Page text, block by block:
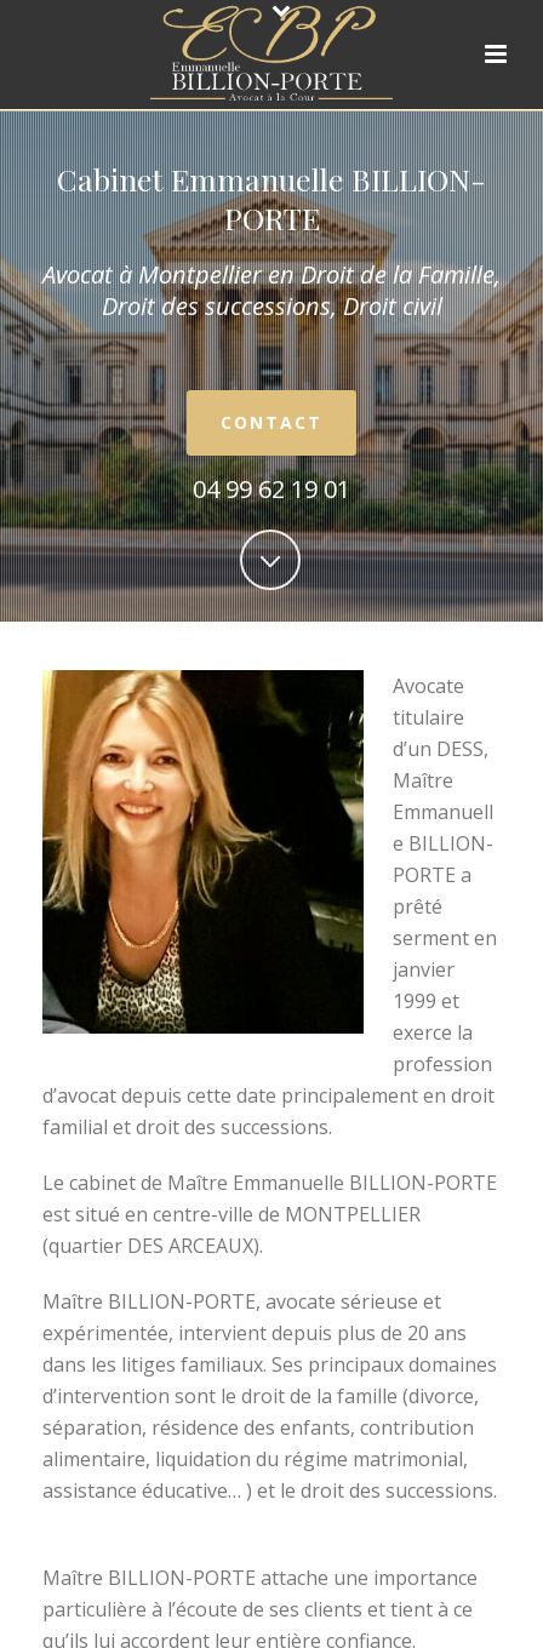
Cabinet Emmanuelle BILLION-
PORTE
Avocat à Montpellier en Droit de la Famille,
Droit des successions, Droit civil
CONTACT
04 99 62 19 01
Avocate
titulaire
d’un DESS,
Maître
Emmanuell
e BILLION-
PORTE a
prêté
serment en
janvier
1999 et
exerce la
profession
d’avocat depuis cette date principalement en droit
familial et droit des successions.
Le cabinet de Maître Emmanuelle BILLION-PORTE
est situé en centre-ville de MONTPELLIER
(quartier DES ARCEAUX).
Maître BILLION-PORTE, avocate sérieuse et
expérimentée, intervient depuis plus de 20 ans
dans les litiges familiaux. Ses principaux domaines
d’intervention sont le droit de la famille (divorce,
séparation, résidence des enfants, contribution
alimentaire, liquidation du régime matrimonial,
assistance éducative… ) et le droit des successions.
Maître BILLION-PORTE attache une importance
particulière à l’écoute de ses clients et tient à ce
qu’ils lui accordent leur entière confiance.